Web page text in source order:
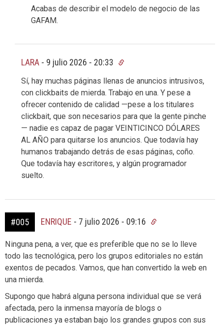
Acabas de describir el modelo de negocio de las
GAFAM.
LARA - 9 julio 2026 - 20:33
Sí, hay muchas páginas llenas de anuncios intrusivos,
con clickbaits de mierda. Trabajo en una. Y pese a
ofrecer contenido de calidad —pese a los titulares
clickbait, que son necesarios para que la gente pinche
— nadie es capaz de pagar VEINTICINCO DÓLARES
AL AÑO para quitarse los anuncios. Que todavía hay
humanos trabajando detrás de esas páginas, coño.
Que todavía hay escritores, y algún programador
suelto.
#005 ENRIQUE - 7 julio 2026 - 09:16
Ninguna pena, a ver, que es preferible que no se lo lleve
todo las tecnológica, pero los grupos editoriales no están
exentos de pecados. Vamos, que han convertido la web en
una mierda.
Supongo que habrá alguna persona individual que se verá
afectada, pero la inmensa mayoría de blogs o
publicaciones ya estaban bajo los grandes grupos con sus